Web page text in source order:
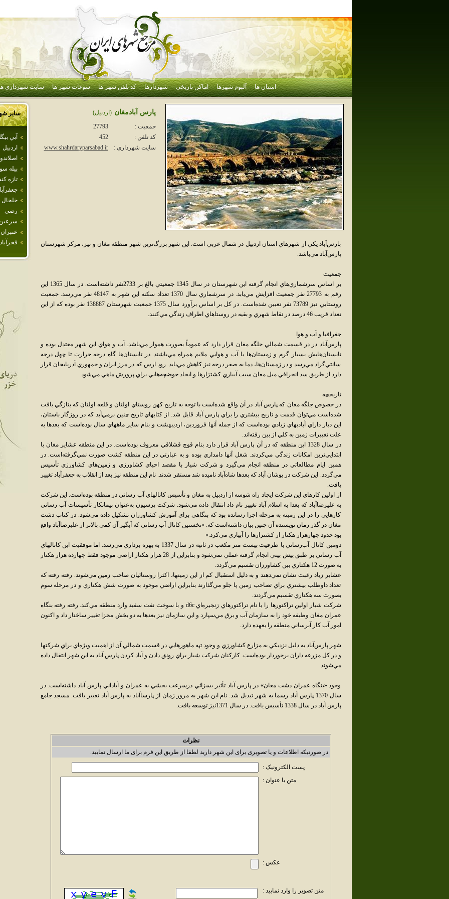
استان ها آلبوم شهرها اماکن تاریخی شهردارها کد تلفن شهر ها سوغات شهر ها سایت شهرداری
سایر
آبي
اردبيل
بيله
تازه
خلخال
رضي
عنبران
پارس آبادمغان (اردبيل)
جمعیت :
27793
کد تلفن :
452
سایت شهرداری :
www.shahrdaryparsabad.ir
پارس‌آباد يکي از شهرهاي استان اردبيل در شمال غربي است. اين شهر بزرگ‌ترين شهر منطقه مغان و نيز، مرکز شهرستان
پارس‌آباد مي‌باشد.
جمعيت
بر اساس سرشماري‌هاي انجام گرفته اين شهرستان در سال 1345 جمعيتي بالغ بر 2733نفر داشته‌است. در سال 1365 اين
رقم به 27793 نفر جمعيت افزايش مي‌يابد. در سرشماري سال 1370 تعداد سکنه اين شهر به 48147 نفر مي‌رسد. جمعيت
روستايي نيز 73789 نفر تعيين شده‌است. در کل بر اساس برآورد سال 1375 جمعيت شهرستان 138887 نفر بوده که از اين
تعداد قريب 46 درصد در نقاط شهري و بقيه در روستاهاي اطراف زندگي مي‌کنند.
جغرافيا و آب و هوا
پارس‌آباد در در قسمت شمالي جلگه مغان قرار دارد که عموماً بصورت هموار مي‌باشد. آب و هواي اين شهر معتدل بوده و
تابستان‌هايش بسيار گرم و زمستان‌ها با آب و هوايي ملايم همراه مي‌باشند. در تابستان‌ها گاه درجه حرارت تا چهل درجه
سانتي‌گراد مي‌رسد و در زمستان‌ها، دما به صفر درجه نيز کاهش مي‌يابد. رود ارس که در مرز ايران و جمهوري آذربايجان قرار
دارد از طريق سد انحرافي ميل مغان سبب آبياري کشتزارها و ايجاد حوضچه‌هايي براي پرورش ماهي مي‌شود.
تاريخچه
در خصوص جلگه مغان که پارس آباد در آن واقع شده‌است با توجه به تاريخ کهن روستاي اولتان و قلعه اولتان که بتازگي يافت
شده‌است مي‌توان قدمت و تاريخ بيشتري را براي پارس آباد قايل شد. از کتابهاي تاريخ چنين برمي‌آيد که در روزگار باستان،
اين ديار داراي آباديهاي زيادي بوده‌است که از جمله آنها فروردين، ارديبهشت و بنام ساير ماههاي سال بوده‌است که بعدها به
علت تغييرات زمين به کلي از بين رفته‌اند.
در سال 1328 اين منطقه که در آن پارس آباد قرار دارد بنام قوچ قشلاقي معروف بوده‌است. در اين منطقه عشاير مغان با
ابتدايي‌ترين امکانات زندگي مي‌کردند. شغل آنها دامداري بوده و به عبارتي در اين منطقه کشت صورت نمي‌گرفته‌است. در
همين ايام مطالعاتي در منطقه انجام مي‌گيرد و شرکت شيار با مقصد احياي کشاورزي و زمين‌هاي کشاورزي تأسيس
مي‌گردد. اين شرکت در يوشان آباد که بعدها شاه‌آباد ناميده شد مستقر شدند. نام اين منطقه نيز بعد از انقلاب به جعفرآباد تغيير
يافت.
از اولين کارهاي اين شرکت ايجاد راه شوسه از اردبيل به مغان و تأسيس کانالهاي آب رساني در منطقه بوده‌است. اين شرکت
به عليرضاآباد که بعدا به اسلام آباد تغيير نام داد انتقال داده مي‌شود. شرکت پرسيون به‌عنوان پيمانکار تأسيسات آب رساني
کارهايي را در اين زمينه به مرحله اجرا رسانده بود که بنگاهي براي آموزش کشاورزان تشکيل داده مي‌شود. در کتاب دشت
مغان در گذر زمان نويسنده آن چنين بيان داشته‌است که: «نخستين کانال آب رساني که آبگير آن کمي بالاتر از عليرضاآباد واقع
بود حدود چهارهزار هکتار از کشتزارها را آبياري مي‌کرد.»
دومين کانال آب‌رساني با ظرفيت بيست متر مکعب در ثانيه در سال 1337 به بهره برداري مي‌رسد. اما موفقيت اين کانالهاي
آب رساني بر طبق پيش بيني انجام گرفته عملي نمي‌شود و بنابراين از 28 هزار هکتار اراضي موجود فقط چهارده هزار هکتار
به صورت 12 هکتاري بين کشاورزان تقسيم مي‌گردد.
عشاير زياد رغبت نشان نمي‌دهند و به دليل استقبال کم از اين زمينها، اکثرا روستائيان صاحب زمين مي‌شوند. رفته رفته که
تعداد داوطلب بيشتري براي تصاحب زمين پا جلو مي‌گذارند بنابراين اراضي موجود به صورت شش هکتاري و در مرحله سوم
بصورت سه هکتاري تقسيم مي‌گردند.
شرکت شيار اولين تراکتورها را با نام تراکتورهاي زنجيره‌اي d6c و با سوخت نفت سفيد وارد منطقه مي‌کند. رفته رفته بنگاه
عمران مغان وظيفه خود را به سازمان آب و برق مي‌سپارد و اين سازمان نيز بعدها به دو بخش مجزا تغيير ساختار داد و اکنون
امور آب کار آبرساني منطقه را بعهده دارد.
شهر پارس‌آباد به دليل نزديکي به مزارع کشاورزي و وجود تپه ماهورهايي در قسمت شمالي آن از اهميت ويژه‌اي براي شرکتها
و در کل مزرعه داران برخوردار بوده‌است. کارکنان شرکت شيار براي رونق دادن و آباد کردن پارس آباد به اين شهر انتقال داده
مي‌شوند.
وجود «بنگاه عمران دشت مغان» در پارس آباد تأثير بسزائي درسرعت بخشي به عمران و آباداني پارس آباد داشته‌است. در
سال 1370 پارس آباد رسما به شهر تبديل شد. نام اين شهر به مرور زمان از پارساآباد به پارس آباد تغيير يافت. مسجد جامع
پارس آباد در سال 1338 تأسيس يافت. در سال 1371نيز توسعه يافت.
نظرات
در صورتیکه اطلاعات و یا تصویری برای این شهر دارید لطفا از طریق این فرم برای ما ارسال نمایید.
پست الکترونیک :
متن یا عنوان :
عکس :
متن تصویر را وارد نمایید :